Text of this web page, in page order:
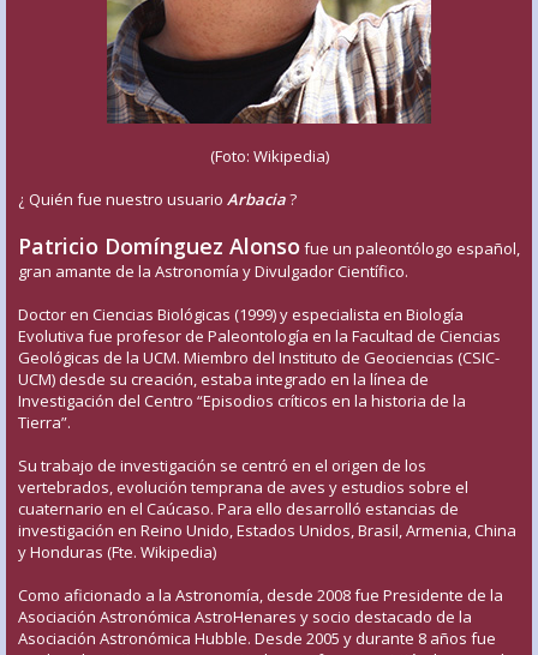
(Foto: Wikipedia)
¿ Quién fue nuestro usuario Arbacia?
Patricio Domínguez Alonso fue un paleontólogo español,
gran amante de la Astronomía y Divulgador Científico.
Doctor en Ciencias Biológicas (1999) y especialista en Biología
Evolutiva fue profesor de Paleontología en la Facultad de Ciencias
Geológicas de la UCM. Miembro del Instituto de Geociencias (CSIC-
UCM) desde su creación, estaba integrado en la línea de
Investigación del Centro “Episodios críticos en la historia de la
Tierra”.
Su trabajo de investigación se centró en el origen de los
vertebrados, evolución temprana de aves y estudios sobre el
cuaternario en el Caúcaso. Para ello desarrolló estancias de
investigación en Reino Unido, Estados Unidos, Brasil, Armenia, China
y Honduras (Fte. Wikipedia)
Como aficionado a la Astronomía, desde 2008 fue Presidente de la
Asociación Astronómica AstroHenares y socio destacado de la
Asociación Astronómica Hubble. Desde 2005 y durante 8 años fue